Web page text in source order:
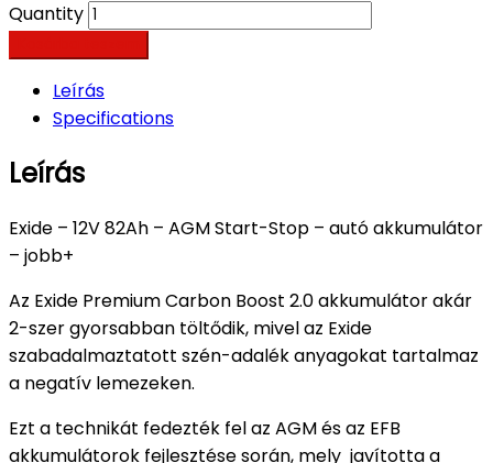
Quantity
Leírás
Specifications
Leírás
Exide – 12V 82Ah – AGM Start-Stop – autó akkumulátor
– jobb+
Az Exide Premium Carbon Boost 2.0 akkumulátor akár
2-szer gyorsabban töltődik, mivel az Exide
szabadalmaztatott szén-adalék anyagokat tartalmaz
a negatív lemezeken.
Ezt a technikát fedezték fel az AGM és az EFB
akkumulátorok fejlesztése során, mely javította a